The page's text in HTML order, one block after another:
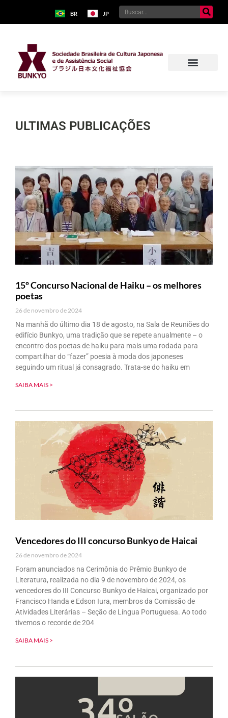
BR JP
ULTIMAS PUBLICAÇÕES
15º Concurso Nacional de Haiku – os melhores
poetas
26 de novembro de 2024
Na manhã do último dia 18 de agosto, na Sala de Reuniões do
edifício Bunkyo, uma tradição que se repete anualmente – o
encontro dos poetas de haiku para mais uma rodada para
compartilhar do “fazer” poesia à moda dos japoneses
seguindo um ritual já consagrado. Trata-se do haiku em
SAIBA MAIS >
Vencedores do III concurso Bunkyo de Haicai
26 de novembro de 2024
Foram anunciados na Cerimônia do Prêmio Bunkyo de
Literatura, realizada no dia 9 de novembro de 2024, os
vencedores do III Concurso Bunkyo de Haicai, organizado por
Francisco Handa e Edson Iura, membros da Comissão de
Atividades Literárias – Seção de Língua Portuguesa. Ao todo
tivemos o recorde de 204
SAIBA MAIS >